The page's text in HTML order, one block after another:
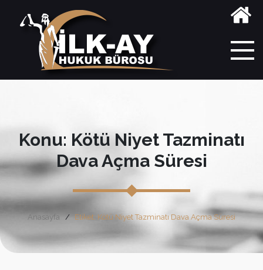
Konu: Kötü Niyet Tazminatı
Dava Açma Süresi
Anasayfa Etiket: Kötü Niyet Tazminatı Dava Açma Süresi